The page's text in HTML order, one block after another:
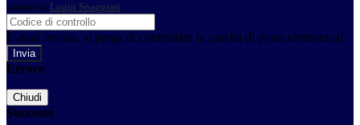
tramite la Login Spaggiari
E-mail inviata, si prega di controllare la casella di posta elettronica!
Errore
Chiudi
Successo